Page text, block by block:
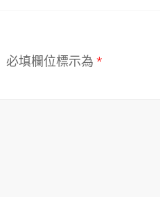
必填欄位標示為 *